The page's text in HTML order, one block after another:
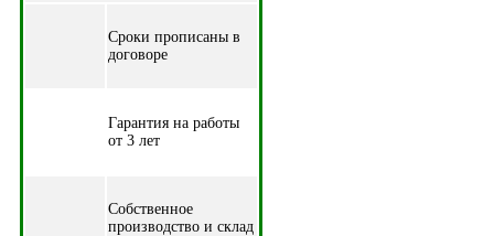
Cроки прописаны в
договоре
Гарантия на работы
от 3 лет
Собственное
производство и склад